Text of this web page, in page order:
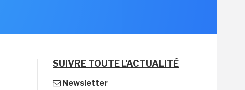
SUIVRE TOUTE L'ACTUALITÉ
Newsletter